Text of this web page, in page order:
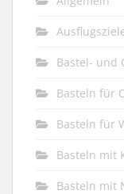
Bastel- und
Basteln für
Basteln für
Basteln mit
Basteln mit